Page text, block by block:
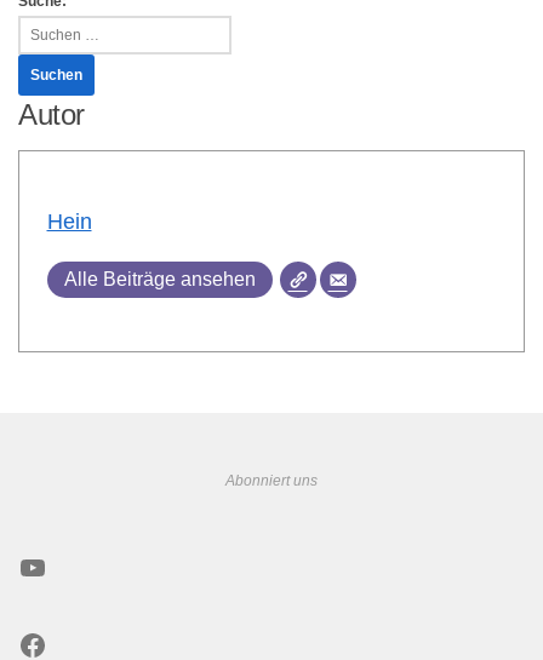
Autor
Hein
Alle Beiträge ansehen
Abonniert uns
YouTube
Facebook